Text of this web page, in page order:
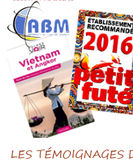
LES TÉMOIGNAGES